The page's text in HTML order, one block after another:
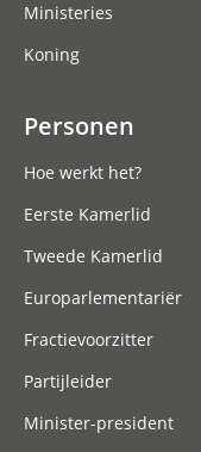
Ministeries
Koning
Personen
Hoe werkt het?
Eerste Kamerlid
Tweede Kamerlid
Europarlementariër
Fractievoorzitter
Partijleider
Minister-president